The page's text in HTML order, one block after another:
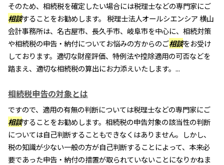
そのため、相続税を確定したい場合には税理士などの専門家にご
相談することをお勧めします。 税理士法人オールシエンシア 横山
会計事務所は、名古屋市、長久手市、岐阜市を中心に、相続対策
や相続税の申告・納付についてお悩みの方からのご相談をお受け
しております。適切な財産評価、特例法や控除適用の可否などを
踏まえ、適切な相続税の算出にお力添えいたします。...
相続税申告の対象とは
ですので、適用の有無の判断については税理士などの専門家にご
相談することをお勧めします。相続税の申告対象の該当性の判断
については自己判断することもできなくはありません。しかし、
税の知識が少ない一般の方が自己判断することによって、本来必
要であった申告・納付の措置が取られていないことになりかねま